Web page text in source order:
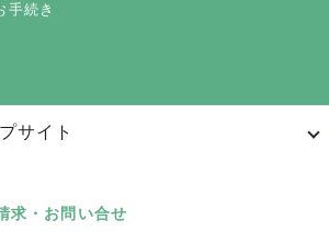
手続き
サイト
フドット） いいお墓-永代供養墓版
求・お問い合せ